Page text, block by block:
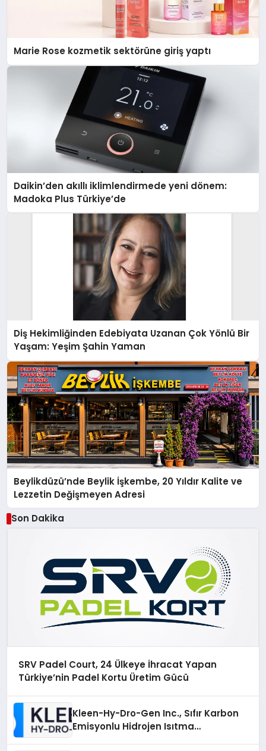
Marie Rose kozmetik sektörüne giriş yaptı
Daikin’den akıllı iklimlendirmede yeni dönem:
Madoka Plus Türkiye’de
Diş Hekimliğinden Edebiyata Uzanan Çok Yönlü Bir
Yaşam: Yeşim Şahin Yaman
Beylikdüzü’nde Beylik İşkembe, 20 Yıldır Kalite ve
Lezzetin Değişmeyen Adresi
Son Dakika
SRV Padel Court, 24 Ülkeye İhracat Yapan
Türkiye’nin Padel Kortu Üretim Gücü
Kleen-Hy-Dro-Gen Inc., Sıfır Karbon
Emisyonlu Hidrojen Isıtma